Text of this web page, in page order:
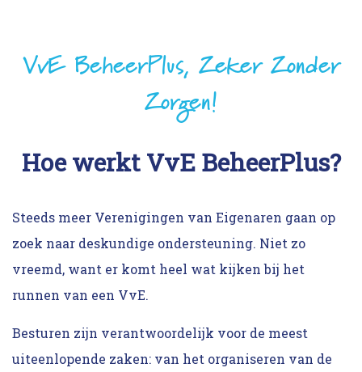
VvE BeheerPlus, Zeker Zonder
Zorgen!
Hoe werkt VvE BeheerPlus?
Steeds meer Verenigingen van Eigenaren gaan op
zoek naar deskundige ondersteuning. Niet zo
vreemd, want er komt heel wat kijken bij het
runnen van een VvE.
Besturen zijn verantwoordelijk voor de meest
uiteenlopende zaken: van het organiseren van de